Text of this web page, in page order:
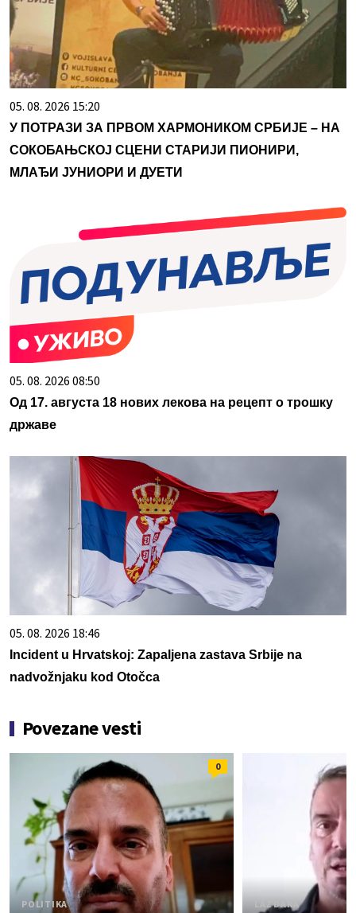
05. 08. 2026 15:20
У ПОТРАЗИ ЗА ПРВОМ ХАРМОНИКОМ СРБИЈЕ – НА
СОКОБАЊСКОЈ СЦЕНИ СТАРИЈИ ПИОНИРИ,
МЛАЂИ ЈУНИОРИ И ДУЕТИ
05. 08. 2026 08:50
Од 17. августа 18 нових лекова на рецепт о трошку
државе
05. 08. 2026 18:46
Incident u Hrvatskoj: Zapaljena zastava Srbije na
nadvožnjaku kod Otočca
Povezane vesti
0
POLITIKA LAŽ DANA